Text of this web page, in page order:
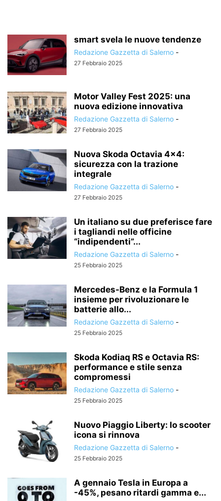
smart svela le nuove tendenze
Redazione Gazzetta di Salerno -
27 Febbraio 2025
Motor Valley Fest 2025: una
nuova edizione innovativa
Redazione Gazzetta di Salerno -
27 Febbraio 2025
Nuova Skoda Octavia 4×4:
sicurezza con la trazione
integrale
Redazione Gazzetta di Salerno -
27 Febbraio 2025
Un italiano su due preferisce fare
i tagliandi nelle officine
“indipendenti”...
Redazione Gazzetta di Salerno -
25 Febbraio 2025
Mercedes-Benz e la Formula 1
insieme per rivoluzionare le
batterie allo...
Redazione Gazzetta di Salerno -
25 Febbraio 2025
Skoda Kodiaq RS e Octavia RS:
performance e stile senza
compromessi
Redazione Gazzetta di Salerno -
25 Febbraio 2025
Nuovo Piaggio Liberty: lo scooter
icona si rinnova
Redazione Gazzetta di Salerno -
25 Febbraio 2025
A gennaio Tesla in Europa a
-45%, pesano ritardi gamma e...